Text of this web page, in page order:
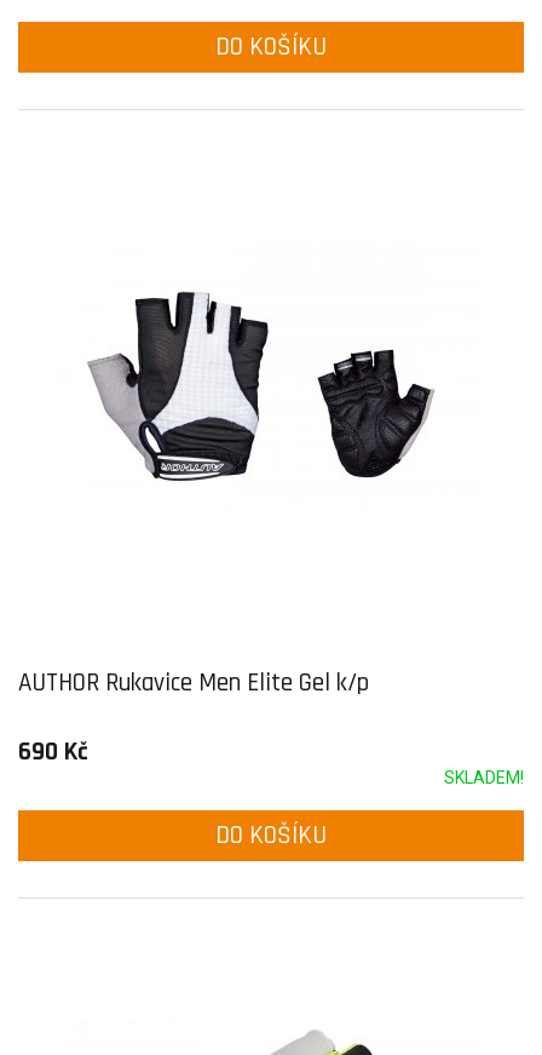
DO KOŠÍKU
AUTHOR Rukavice Men Elite Gel k/p
690 Kč
SKLADEM!
DO KOŠÍKU